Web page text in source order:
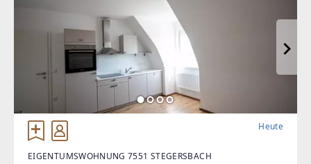
Heute
EIGENTUMSWOHNUNG 7551 STEGERSBACH